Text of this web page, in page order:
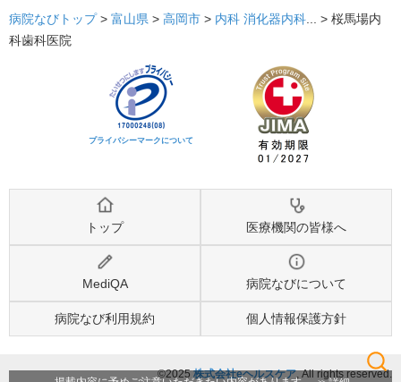
病院なびトップ > 富山県 > 高岡市 > 内科 消化器内科... > 桜馬場内
科歯科医院
プライバシーマークについて
トップ 医療機関の皆様へ
MediQA 病院なびについて
病院なび利用規約 個人情報保護方針
©2025 株式会社eヘルスケア, All rights reserved.